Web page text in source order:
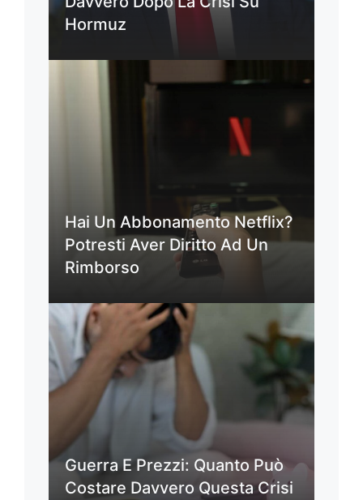
Hormuz
Hai Un Abbonamento Netflix?
Potresti Aver Diritto Ad Un
Rimborso
Guerra E Prezzi: Quanto Può
Costare Davvero Questa Crisi